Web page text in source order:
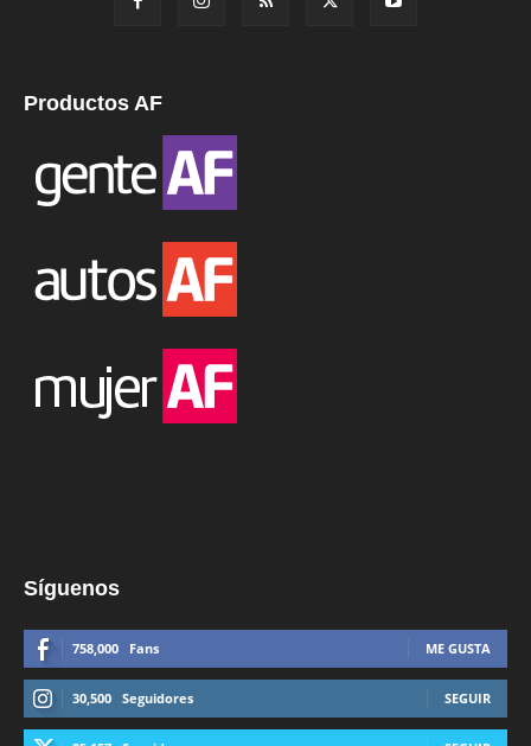
Productos AF
Síguenos
758,000 Fans ME GUSTA
30,500 Seguidores SEGUIR